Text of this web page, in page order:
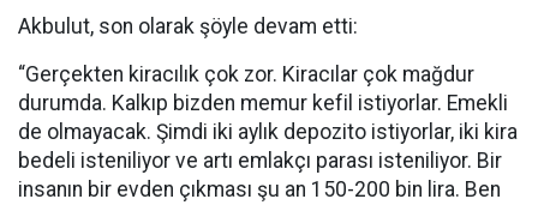
Akbulut, son olarak şöyle devam etti:
“Gerçekten kiracılık çok zor. Kiracılar çok mağdur
durumda. Kalkıp bizden memur kefil istiyorlar. Emekli
de olmayacak. Şimdi iki aylık depozito istiyorlar, iki kira
bedeli isteniliyor ve artı emlakçı parası isteniliyor. Bir
insanın bir evden çıkması şu an 150-200 bin lira. Ben